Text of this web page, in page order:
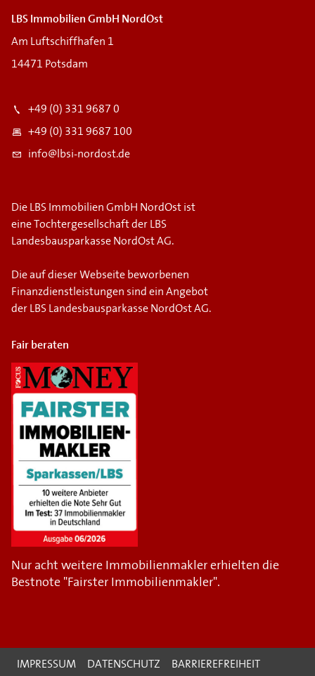
LBS Immobilien GmbH NordOst
Am Luftschiffhafen 1
14471 Potsdam
+49 (0) 331 9687 0
+49 (0) 331 9687 100
info@lbsi-nordost.de
Die LBS Immobilien GmbH NordOst ist
eine Tochtergesellschaft der LBS
Landesbausparkasse NordOst AG.
Die auf dieser Webseite beworbenen
Finanzdienstleistungen sind ein Angebot
der LBS Landesbausparkasse NordOst AG.
Fair beraten
Nur acht weitere Immobilienmakler erhielten die
Bestnote "Fairster Immobilienmakler".
IMPRESSUM DATENSCHUTZ BARRIEREFREIHEIT